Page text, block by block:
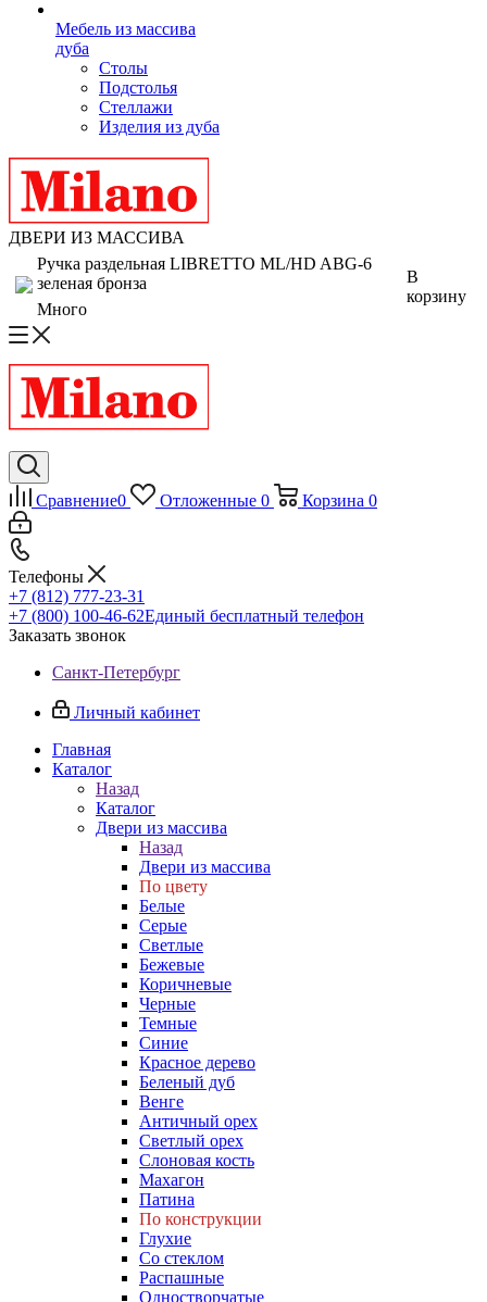
Мебель из массива
дуба
Столы
Подстолья
Стеллажи
Изделия из дуба
ДВЕРИ ИЗ МАССИВА
Ручка раздельная LIBRETTO ML/HD ABG-6
зеленая бронза
Много
В
корзину
Сравнение0 Отложенные 0 Корзина 0
Телефоны
+7 (812) 777-23-31
+7 (800) 100-46-62Единый бесплатный телефон
Заказать звонок
Санкт-Петербург
Личный кабинет
Главная
Каталог
Назад
Каталог
Двери из массива
Назад
Двери из массива
По цвету
Белые
Серые
Светлые
Бежевые
Коричневые
Черные
Темные
Синие
Красное дерево
Беленый дуб
Венге
Античный орех
Светлый орех
Слоновая кость
Махагон
Патина
По конструкции
Глухие
Со стеклом
Распашные
Одностворчатые